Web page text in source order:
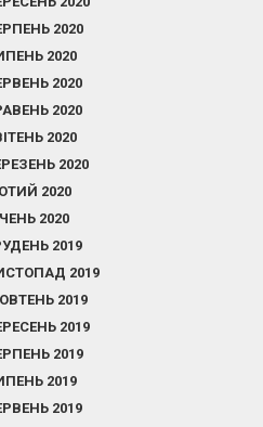
2020
2020
2020
2020
2020
2020
2020
2020
2019
2019
2019
2019
2019
2019
2019